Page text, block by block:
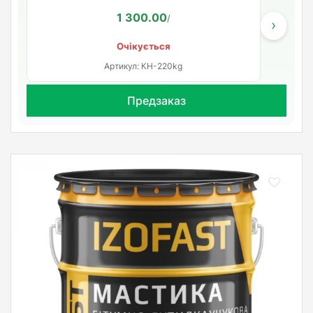
1 300.00/
Очікується
Артикул: КН-220kg
›
Предзаказ